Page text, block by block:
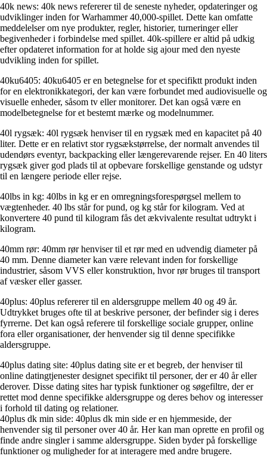
40k news: 40k news refererer til de seneste nyheder, opdateringer og
udviklinger inden for Warhammer 40,000-spillet. Dette kan omfatte
meddelelser om nye produkter, regler, historier, turneringer eller
begivenheder i forbindelse med spillet. 40k-spillere er altid på udkig
efter opdateret information for at holde sig ajour med den nyeste
udvikling inden for spillet.
40ku6405: 40ku6405 er en betegnelse for et specifiktt produkt inden
for en elektronikkategori, der kan være forbundet med audiovisuelle og
visuelle enheder, såsom tv eller monitorer. Det kan også være en
modelbetegnelse for et bestemt mærke og modelnummer.
40l rygsæk: 40l rygsæk henviser til en rygsæk med en kapacitet på 40
liter. Dette er en relativt stor rygsækstørrelse, der normalt anvendes til
udendørs eventyr, backpacking eller længerevarende rejser. En 40 liters
rygsæk giver god plads til at opbevare forskellige genstande og udstyr
til en længere periode eller rejse.
40lbs in kg: 40lbs in kg er en omregningsforespørgsel mellem to
vægtenheder. 40 lbs står for pund, og kg står for kilogram. Ved at
konvertere 40 pund til kilogram fås det ækvivalente resultat udtrykt i
kilogram.
40mm rør: 40mm rør henviser til et rør med en udvendig diameter på
40 mm. Denne diameter kan være relevant inden for forskellige
industrier, såsom VVS eller konstruktion, hvor rør bruges til transport
af væsker eller gasser.
40plus: 40plus refererer til en aldersgruppe mellem 40 og 49 år.
Udtrykket bruges ofte til at beskrive personer, der befinder sig i deres
fyrrerne. Det kan også referere til forskellige sociale grupper, online
fora eller organisationer, der henvender sig til denne specifikke
aldersgruppe.
40plus dating site: 40plus dating site er et begreb, der henviser til
online datingtjenester designet specifikt til personer, der er 40 år eller
derover. Disse dating sites har typisk funktioner og søgefiltre, der er
rettet mod denne specifikke aldersgruppe og deres behov og interesser
i forhold til dating og relationer.
40plus dk min side: 40plus dk min side er en hjemmeside, der
henvender sig til personer over 40 år. Her kan man oprette en profil og
finde andre singler i samme aldersgruppe. Siden byder på forskellige
funktioner og muligheder for at interagere med andre brugere.